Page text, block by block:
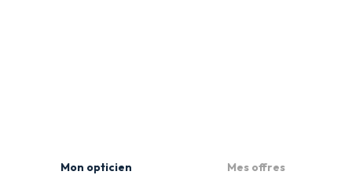
Mon opticien Mes offres